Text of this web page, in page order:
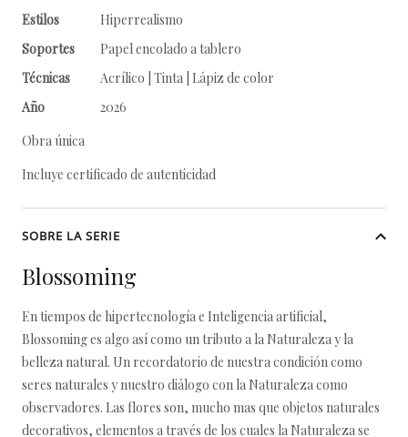
Estilos
Hiperrealismo
Soportes
Papel encolado a tablero
Técnicas
Acrílico | Tinta | Lápiz de color
Año
2026
Obra única
Incluye certificado de autenticidad
SOBRE LA SERIE
Blossoming
En tiempos de hipertecnología e Inteligencia artificial,
Blossoming es algo así como un tributo a la Naturaleza y la
belleza natural. Un recordatorio de nuestra condición como
seres naturales y nuestro diálogo con la Naturaleza como
observadores. Las flores son, mucho mas que objetos naturales
decorativos, elementos a través de los cuales la Naturaleza se